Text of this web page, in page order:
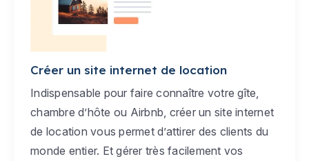
Créer un site internet de location
Indispensable pour faire connaître votre gîte,
chambre d’hôte ou Airbnb, créer un site internet
de location vous permet d’attirer des clients du
monde entier. Et gérer très facilement vos